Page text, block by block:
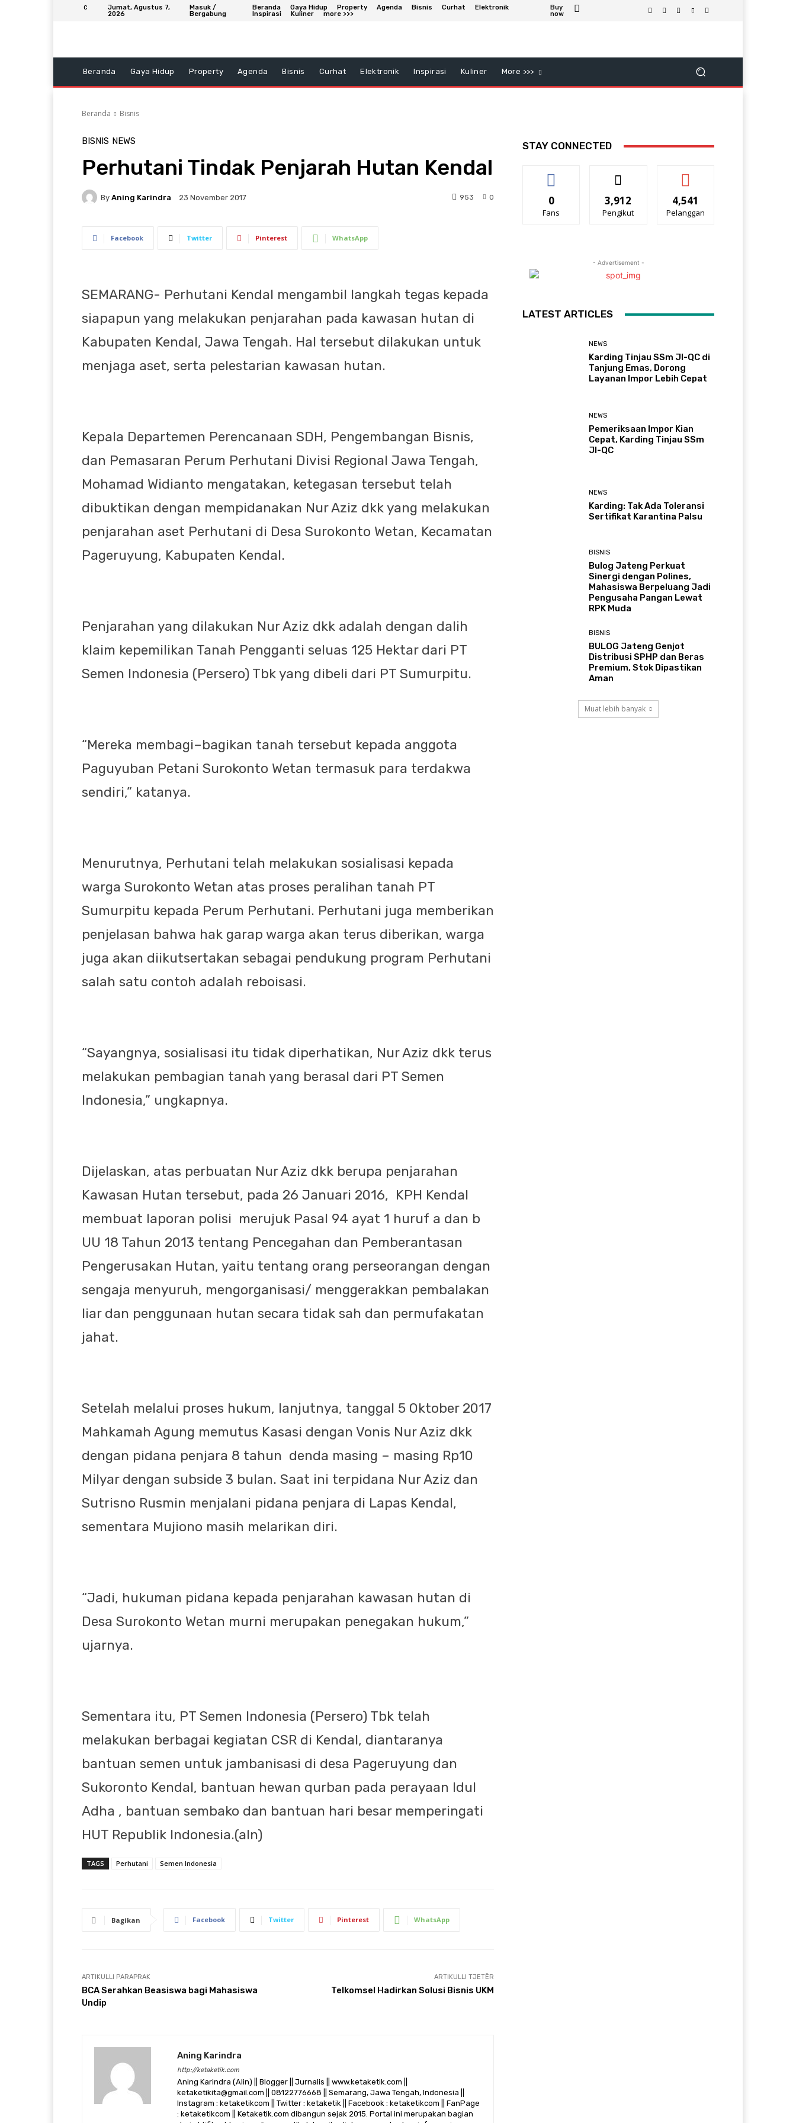
C
Jumat, Agustus 7,
2026
Masuk /
Bergabung
Beranda Gaya Hidup Property Agenda Bisnis Curhat
Elektronik
Inspirasi
Kuliner more >>>
Buy
now
Beranda Gaya Hidup Property Agenda Bisnis Curhat Elektronik Inspirasi Kuliner More >>>
Beranda Bisnis
BISNIS NEWS
Perhutani Tindak Penjarah Hutan Kendal
By Aning Karindra 23 November 2017 0
953
Facebook Twitter Pinterest WhatsApp
SEMARANG- Perhutani Kendal mengambil langkah tegas kepada
siapapun yang melakukan penjarahan pada kawasan hutan di
Kabupaten Kendal, Jawa Tengah. Hal tersebut dilakukan untuk
menjaga aset, serta pelestarian kawasan hutan.
Kepala Departemen Perencanaan SDH, Pengembangan Bisnis,
dan Pemasaran Perum Perhutani Divisi Regional Jawa Tengah,
Mohamad Widianto mengatakan, ketegasan tersebut telah
dibuktikan dengan mempidanakan Nur Aziz dkk yang melakukan
penjarahan aset Perhutani di Desa Surokonto Wetan, Kecamatan
Pageruyung, Kabupaten Kendal.
Penjarahan yang dilakukan Nur Aziz dkk adalah dengan dalih
klaim kepemilikan Tanah Pengganti seluas 125 Hektar dari PT
Semen Indonesia (Persero) Tbk yang dibeli dari PT Sumurpitu.
“Mereka membagi–bagikan tanah tersebut kepada anggota
Paguyuban Petani Surokonto Wetan termasuk para terdakwa
sendiri,” katanya.
Menurutnya, Perhutani telah melakukan sosialisasi kepada
warga Surokonto Wetan atas proses peralihan tanah PT
Sumurpitu kepada Perum Perhutani. Perhutani juga memberikan
penjelasan bahwa hak garap warga akan terus diberikan, warga
juga akan diikutsertakan sebagai pendukung program Perhutani
salah satu contoh adalah reboisasi.
“Sayangnya, sosialisasi itu tidak diperhatikan, Nur Aziz dkk terus
melakukan pembagian tanah yang berasal dari PT Semen
Indonesia,” ungkapnya.
Dijelaskan, atas perbuatan Nur Aziz dkk berupa penjarahan
Kawasan Hutan tersebut, pada 26 Januari 2016, KPH Kendal
membuat laporan polisi merujuk Pasal 94 ayat 1 huruf a dan b
UU 18 Tahun 2013 tentang Pencegahan dan Pemberantasan
Pengerusakan Hutan, yaitu tentang orang perseorangan dengan
sengaja menyuruh, mengorganisasi/ menggerakkan pembalakan
liar dan penggunaan hutan secara tidak sah dan permufakatan
jahat.
Setelah melalui proses hukum, lanjutnya, tanggal 5 Oktober 2017
Mahkamah Agung memutus Kasasi dengan Vonis Nur Aziz dkk
dengan pidana penjara 8 tahun denda masing – masing Rp10
Milyar dengan subside 3 bulan. Saat ini terpidana Nur Aziz dan
Sutrisno Rusmin menjalani pidana penjara di Lapas Kendal,
sementara Mujiono masih melarikan diri.
“Jadi, hukuman pidana kepada penjarahan kawasan hutan di
Desa Surokonto Wetan murni merupakan penegakan hukum,”
ujarnya.
Sementara itu, PT Semen Indonesia (Persero) Tbk telah
melakukan berbagai kegiatan CSR di Kendal, diantaranya
bantuan semen untuk jambanisasi di desa Pageruyung dan
Sukoronto Kendal, bantuan hewan qurban pada perayaan Idul
Adha , bantuan sembako dan bantuan hari besar memperingati
HUT Republik Indonesia.(aln)
TAGS Perhutani Semen Indonesia
Bagikan Facebook Twitter Pinterest WhatsApp
ARTIKULLI PARAPRAK
BCA Serahkan Beasiswa bagi Mahasiswa
Undip
ARTIKULLI TJETËR
Telkomsel Hadirkan Solusi Bisnis UKM
Aning Karindra
http://ketaketik.com
Aning Karindra (Alin) || Blogger || Jurnalis || www.ketaketik.com ||
ketaketikita@gmail.com || 08122776668 || Semarang, Jawa Tengah, Indonesia ||
Instagram : ketaketikcom || Twitter : ketaketik || Facebook : ketaketikcom || FanPage
: ketaketikcom || Ketaketik.com dibangun sejak 2015. Portal ini merupakan bagian
STAY CONNECTED
0
Fans
3,912
Pengikut
4,541
Pelanggan
- Advertisement -
LATEST ARTICLES
NEWS
Karding Tinjau SSm JI-QC di
Tanjung Emas, Dorong
Layanan Impor Lebih Cepat
NEWS
Pemeriksaan Impor Kian
Cepat, Karding Tinjau SSm
JI-QC
NEWS
Karding: Tak Ada Toleransi
Sertifikat Karantina Palsu
BISNIS
Bulog Jateng Perkuat
Sinergi dengan Polines,
Mahasiswa Berpeluang Jadi
Pengusaha Pangan Lewat
RPK Muda
BISNIS
BULOG Jateng Genjot
Distribusi SPHP dan Beras
Premium, Stok Dipastikan
Aman
Muat lebih banyak